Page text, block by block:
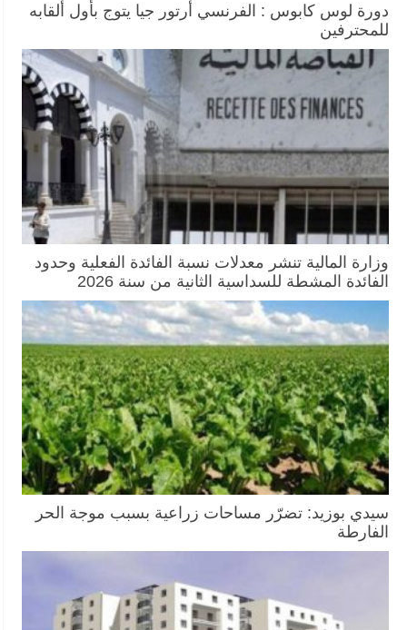
دورة لوس كابوس : الفرنسي أرتور جيا يتوج بأول ألقابه
للمحترفين
وزارة المالية تنشر معدلات نسبة الفائدة الفعلية وحدود
الفائدة المشطة للسداسية الثانية من سنة 2026
سيدي بوزيد: تضرّر مساحات زراعية بسبب موجة الحر
الفارطة